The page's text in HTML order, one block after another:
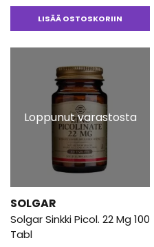
LISÄÄ OSTOSKORIIN
Loppunut varastosta
SOLGAR
Solgar Sinkki Picol. 22 Mg 100
Tabl